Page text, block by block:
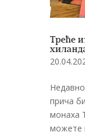
Треће
прича
монаха
можете